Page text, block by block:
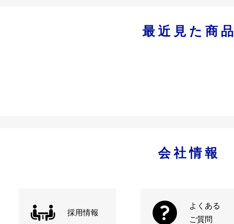
最近見た商品
会社情報
採用情報
よくある
ご質問